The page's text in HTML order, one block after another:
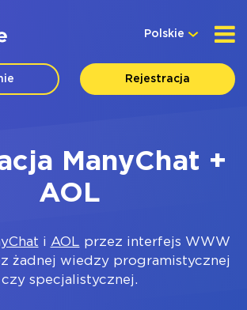
Polskie
Rejestracja
ManyChat +
AOL
i AOL przez interfejs WWW
żadnej wiedzy programistycznej
czy specjalistycznej.